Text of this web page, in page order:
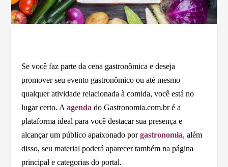
Se você faz parte da cena gastronômica e deseja
promover seu evento gastronômico ou até mesmo
qualquer atividade relacionada à comida, você está no
lugar certo. Aagenda do Gastronomia.com.br é a
plataforma ideal para você destacar sua presença e
alcançar um público apaixonado porgastronomia, além
disso, seu material poderá aparecer também na página
principal e categorias do portal.